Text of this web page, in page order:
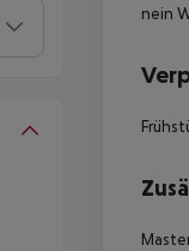
nein